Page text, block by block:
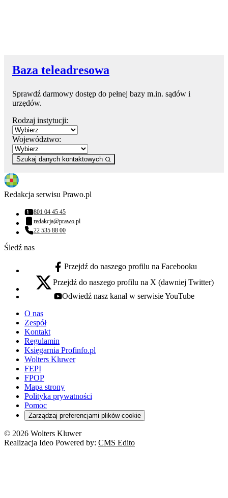
Baza teleadresowa
Sprawdź darmowy dostęp do pełnej bazy m.in. sądów i
urzędów.
Rodzaj instytucji:
Województwo:
Szukaj danych kontaktowych
Redakcja serwisu Prawo.pl
Numer telefonu:
801 04 45 45
Adres email:
redakcja@prawo.pl
Numer telefonu:
22 535 88 00
Śledź nas
facebook - otwiera się w nowej karcie
Przejdź do naszego profilu na Facebooku
x - otwiera się w nowej karcie
Przejdź do naszego profilu na X (dawniej Twitter)
youtube - otwiera się w nowej karcie
Odwiedź nasz kanał w serwisie YouTube
O nas
Zespół
Kontakt
Regulamin
Księgarnia Profinfo.pl
Wolters Kluwer
FEPI
FPOP
Mapa strony
Polityka prywatności
Pomoc
Zarządzaj preferencjami plików cookie
© 2026 Wolters Kluwer
Realizacja Ideo Powered by: CMS Edito